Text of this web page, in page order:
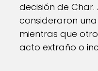
decisión de Char.
consideraron
mientras que
acto extraño o